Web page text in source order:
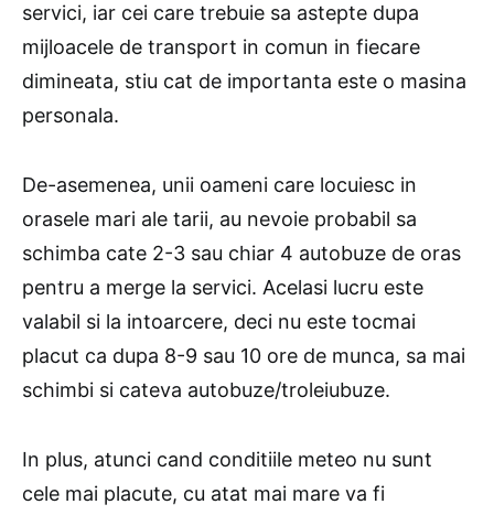
servici, iar cei care trebuie sa astepte dupa
mijloacele de transport in comun in fiecare
dimineata, stiu cat de importanta este o masina
personala.
De-asemenea, unii oameni care locuiesc in
orasele mari ale tarii, au nevoie probabil sa
schimba cate 2-3 sau chiar 4 autobuze de oras
pentru a merge la servici. Acelasi lucru este
valabil si la intoarcere, deci nu este tocmai
placut ca dupa 8-9 sau 10 ore de munca, sa mai
schimbi si cateva autobuze/troleiubuze.
In plus, atunci cand conditiile meteo nu sunt
cele mai placute, cu atat mai mare va fi